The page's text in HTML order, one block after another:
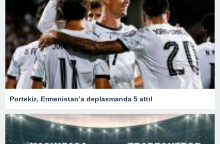
Portekiz, Ermenistan’a deplasmanda 5 attı!